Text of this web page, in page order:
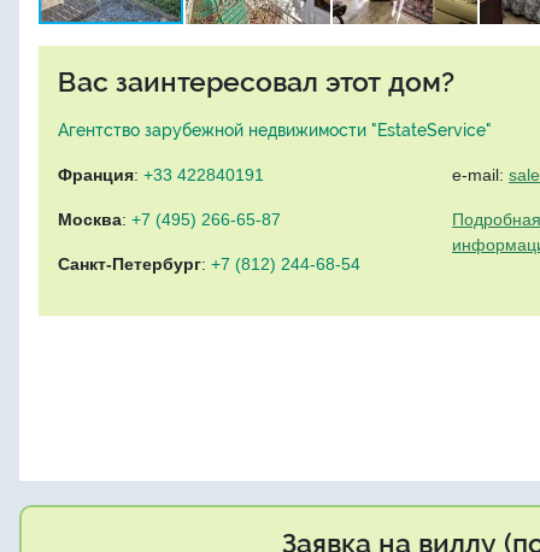
Вас заинтересовал этот дом?
Агентство зарубежной недвижимости "EstateService"
Франция: +33 422840191
Москва: +7 (495) 266-65-87
Санкт-Петербург: +7 (812) 244-68-54
e-mail:
Заявка на виллу